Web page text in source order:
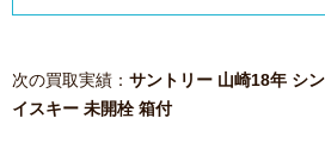
次の買取実績： サントリー 山崎18年 シ
イスキー 未開栓 箱付